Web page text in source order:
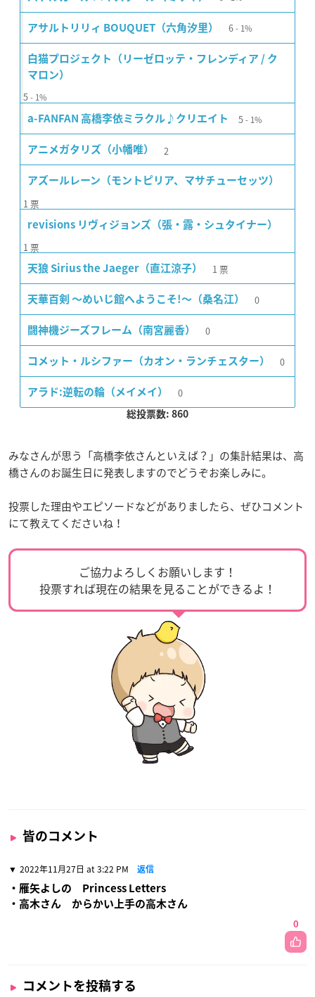
アサルトリリィ BOUQUET（六角汐里） 6 1%
白猫プロジェクト（リーゼロッテ・フレンディア / ク
マロン）
5 1%
a-FANFAN 高橋李依ミラクル♪クリエイト 5 1%
アニメガタリズ（小幡唯） 2
アズールレーン（モントピリア、マサチューセッツ）
1 票
revisions リヴィジョンズ（張・露・シュタイナー）
1 票
天狼 Sirius the Jaeger（直江涼子） 1 票
天華百剣 〜めいじ館へようこそ!〜（桑名江） 0
闘神機ジーズフレーム（南宮麗香） 0
コメット・ルシファー（カオン・ランチェスター） 0
アラド:逆転の輪（メイメイ） 0
総投票数: 860
みなさんが思う「高橋李依さんといえば？」の集計結果は、高
橋さんのお誕生日に発表しますのでどうぞお楽しみに。
投票した理由やエピソードなどがありましたら、ぜひコメント
にて教えてくださいね！
ご協力よろしくお願いします！
投票すれば現在の結果を見ることができるよ！
皆のコメント
2022年11月27日 at 3:22 PM 返信
・雁矢よしの Princess Letters
・高木さん からかい上手の高木さん
0
コメントを投稿する